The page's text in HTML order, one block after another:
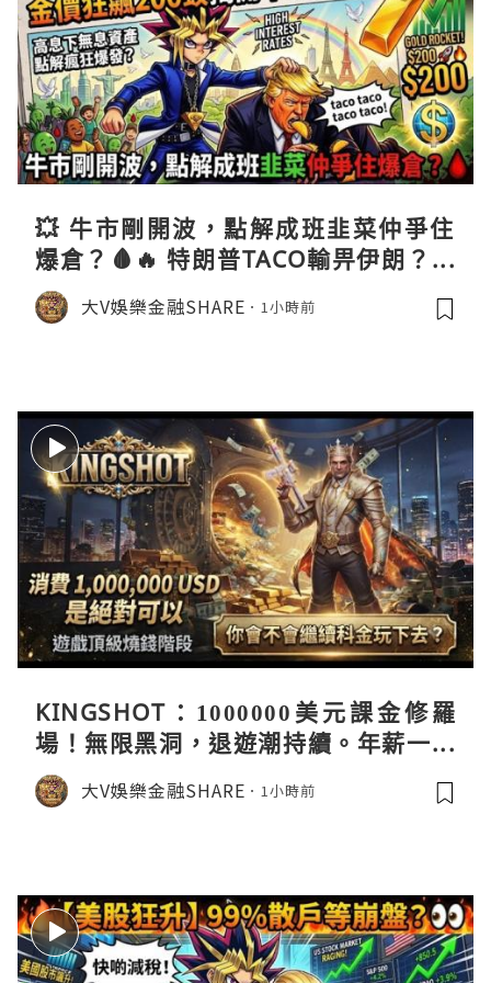
💥 牛市剛開波，點解成班韭菜仲爭住
爆倉？🩸🔥 特朗普TACO輸畀伊朗？金
價狂飆200蚊揭開牛市真相！📈 高息下
無息資產點解瘋狂爆發？
大V娛樂金融SHARE 1小時前
KINGSHOT：1000000美元課金修羅
場！無限黑洞，退遊潮持續。年薪一百
萬美金你都玩唔起呢個遊戲。思考題&
數學題。你還會繼續玩下去嗎，仲玩緊
大V娛樂金融SHARE 1小時前